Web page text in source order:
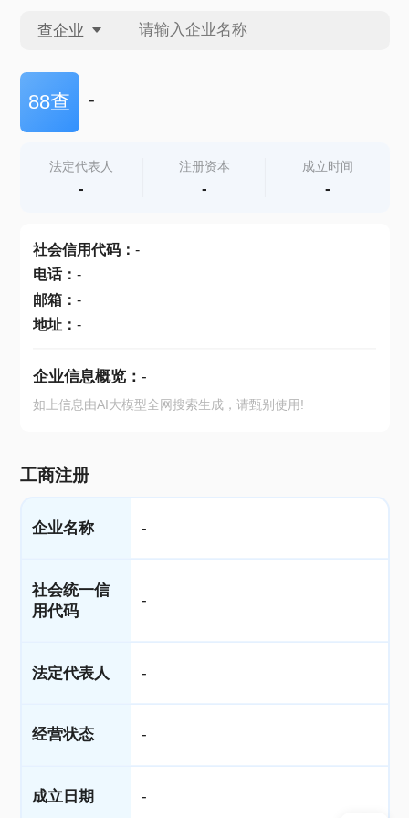
查企业
查企业
查产地
88查 -
法定代表人
-
注册资本
-
成立时间
-
社会信用代码： -
电话： -
邮箱： -
地址： -
企业信息概览： -
如上信息由AI大模型全网搜索生成，请甄别使用!
工商注册
企业名称 -
社会统一信
用代码
-
法定代表人 -
经营状态 -
成立日期 -